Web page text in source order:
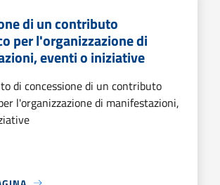
di un contributo
per l'organizzazione di
eventi o iniziative
di concessione di un contributo
l'organizzazione di manifestazioni,